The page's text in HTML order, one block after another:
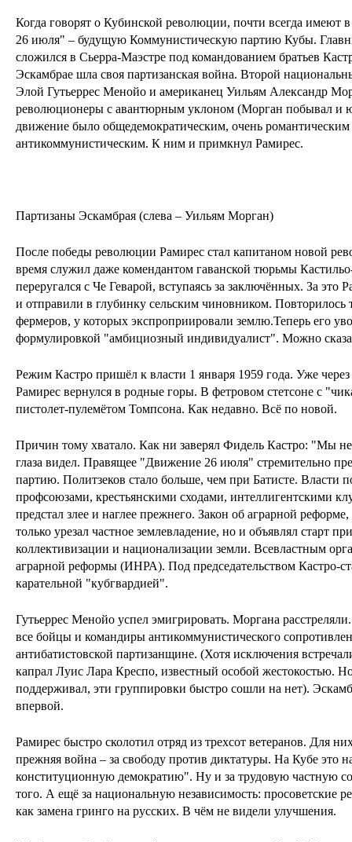
Когда говорят о Кубинской революции, почти всегда имеют
26 июля" – будущую Коммунистическую партию Кубы.
сложился в Сьерра-Маэстре под командованием братьев
Эскамбрае шла своя партизанская война. Второй
Элой Гутьеррес Менойо и американец Уильям Александр
революционеры с авантюрным уклоном (Морган побывал и
движение было общедемократическим, очень романтическим
антикоммунистическим. К ним и примкнул Рамирес.
Партизаны Эскамбрая (слева – Уильям Морган)
После победы революции Рамирес стал капитаном новой
время служил даже комендантом гаванской тюрьмы
переругался с Че Геварой, вступаясь за заключённых. За это
и отправили в глубинку сельским чиновником. Повторилось
фермеров, у которых экспроприировали землю.Теперь его
формулировкой "амбициозный индивидуалист". Можно
Режим Кастро пришёл к власти 1 января 1959 года. Уже через
Рамирес вернулся в родные горы. В фетровом стетсоне с
пистолет-пулемётом Томпсона. Как недавно. Всё по новой.
Причин тому хватало. Как ни заверял Фидель Кастро: "Мы
глаза видел. Правящее "Движение 26 июля" стремительно
партию. Политзеков стало больше, чем при Батисте. Власти
профсоюзами, крестьянскими сходами, интеллигентскими
предстал злее и наглее прежнего. Закон об аграрной
только урезал частное землевладение, но и объявлял старт
коллективизации и национализации земли. Всевластным
аграрной реформы (ИНРА). Под председательством Кастро-
карательной "кубгвардией".
Гутьеррес Менойо успел эмигрировать. Моргана
все бойцы и командиры антикоммунистического
антибатистовской партизанщине. (Хотя исключения
капрал Луис Лара Креспо, известный особой жестокостью.
поддерживал, эти группировки быстро сошли на нет).
впервой.
Рамирес быстро сколотил отряд из трехсот ветеранов. Для
прежняя война – за свободу против диктатуры. На Кубе это
конституционную демократию". Ну и за трудовую частную
того. А ещё за национальную независимость: просоветские
как замена гринго на русских. В чём не видели улучшения.